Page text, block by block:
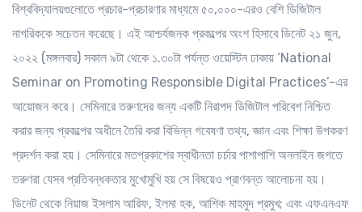
বিশ্ববিদ্যালয়গুলোতে প্রচার-প্রচারণার মাধ্যমে ৫০,০০০-এরও বেশি ডিজিটাল
নাগরিককে সচেতন করেছে। এই আশ্চর্যজনক প্রকল্পের অংশ হিসাবে ডিনেট ২১ জুন,
২০২২ (মঙ্গলবার) সকাল ৯টা থেকে ১.৩০টা পর্যন্ত ওয়েস্টিন ঢাকায় ‘National
Seminar on Promoting Responsible Digital Practices’-এর
আয়োজন করে। সেমিনারে তরুণদের জন্য একটি নিরাপদ ডিজিটাল পরিবেশ নিশ্চিত
করার জন্য প্রকল্পের অধীনে তৈরি করা বিভিন্ন গবেষণা তথ্য, জ্ঞান এবং শিক্ষা উপকরণ
প্রদর্শন করা হয়। সেমিনারে মতপ্রকাশের স্বাধীনতা চর্চার পাশাপাশি অনলাইন জগতে
তরুণরা যেসব প্রতিবন্ধকতার মুখোমুখি হয় সে বিষয়েও প্রাণবন্ত আলোচনা হয়।
ডিনেট থেকে নিয়াজ ইসলাম আরিফ, ইলমা হক, আশিক মাহমুদ প্রমুখ; এবং এফএনএফ